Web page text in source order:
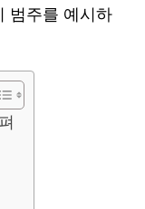
범주를 예시하